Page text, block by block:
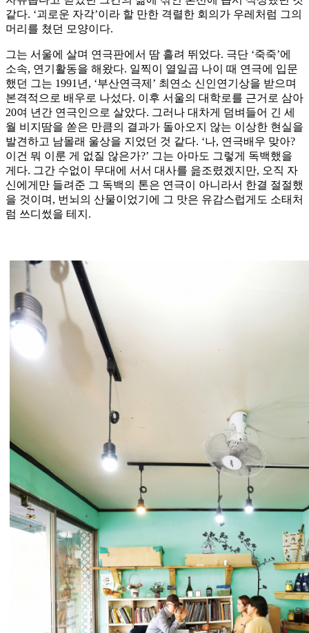
같다. ‘괴로운 자각’이라 할 만한 격렬한 회의가 우레처럼 그의
머리를 쳤던 모양이다.
그는 서울에 살며 연극판에서 땀 흘려 뛰었다. 극단 ‘죽죽’에
소속, 연기활동을 해왔다. 일찍이 열일곱 나이 때 연극에 입문
했던 그는 1991년, ‘부산연극제’ 최연소 신인연기상을 받으며
본격적으로 배우로 나섰다. 이후 서울의 대학로를 근거로 삼아
20여 년간 연극인으로 살았다. 그러나 대차게 덤벼들어 긴 세
월 비지땀을 쏟은 만큼의 결과가 돌아오지 않는 이상한 현실을
발견하고 남몰래 울상을 지었던 것 같다. ‘나, 연극배우 맞아?
이건 뭐 이룬 게 없질 않은가?’ 그는 아마도 그렇게 독백했을
게다. 그간 수없이 무대에 서서 대사를 읊조렸겠지만, 오직 자
신에게만 들려준 그 독백의 톤은 연극이 아니라서 한결 절절했
을 것이며, 번뇌의 산물이었기에 그 맛은 유감스럽게도 소태처
럼 쓰디썼을 테지.